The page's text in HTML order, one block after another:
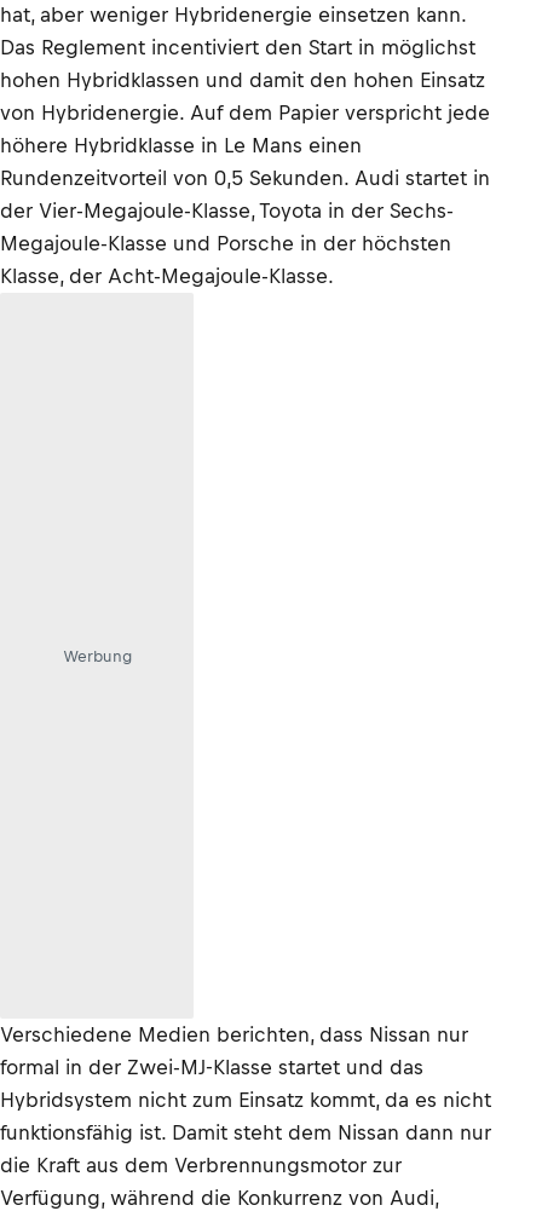
hat, aber weniger Hybridenergie einsetzen kann.
Das Reglement incentiviert den Start in möglichst
hohen Hybridklassen und damit den hohen Einsatz
von Hybridenergie. Auf dem Papier verspricht jede
höhere Hybridklasse in Le Mans einen
Rundenzeitvorteil von 0,5 Sekunden. Audi startet in
der Vier-Megajoule-Klasse, Toyota in der Sechs-
Megajoule-Klasse und Porsche in der höchsten
Klasse, der Acht-Megajoule-Klasse.
Werbung
Verschiedene Medien berichten, dass Nissan nur
formal in der Zwei-MJ-Klasse startet und das
Hybridsystem nicht zum Einsatz kommt, da es nicht
funktionsfähig ist. Damit steht dem Nissan dann nur
die Kraft aus dem Verbrennungsmotor zur
Verfügung, während die Konkurrenz von Audi,